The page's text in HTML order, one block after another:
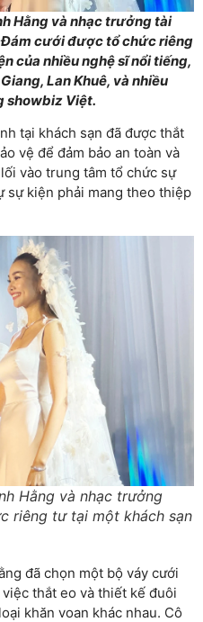
Hằng và nhạc trưởng tài
Đám cưới được tổ chức riêng
của nhiều nghệ sĩ nổi tiếng,
Lan Khuê, và nhiều
showbiz Việt.
tại khách sạn đã được thắt
vệ để đảm bảo an toàn và
vào trung tâm tổ chức sự
sự kiện phải mang theo thiệp
Hằng và nhạc trưởng
riêng tư tại một khách sạn
đã chọn một bộ váy cưới
thắt eo và thiết kế đuôi
khăn voan khác nhau. Cô